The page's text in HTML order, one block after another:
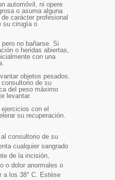
automóvil, ni opere
o asuma alguna
carácter profesional
su cirugía o
pero no bañarse. Si
o heridas abiertas,
con una
objetos pesados.
consultorio de su
del peso máximo
levantar.
con el
su recuperación.
consultorio de su
cualquier sangrado
de la incisión,
o dolor anormales o
a los 38° C. Estése